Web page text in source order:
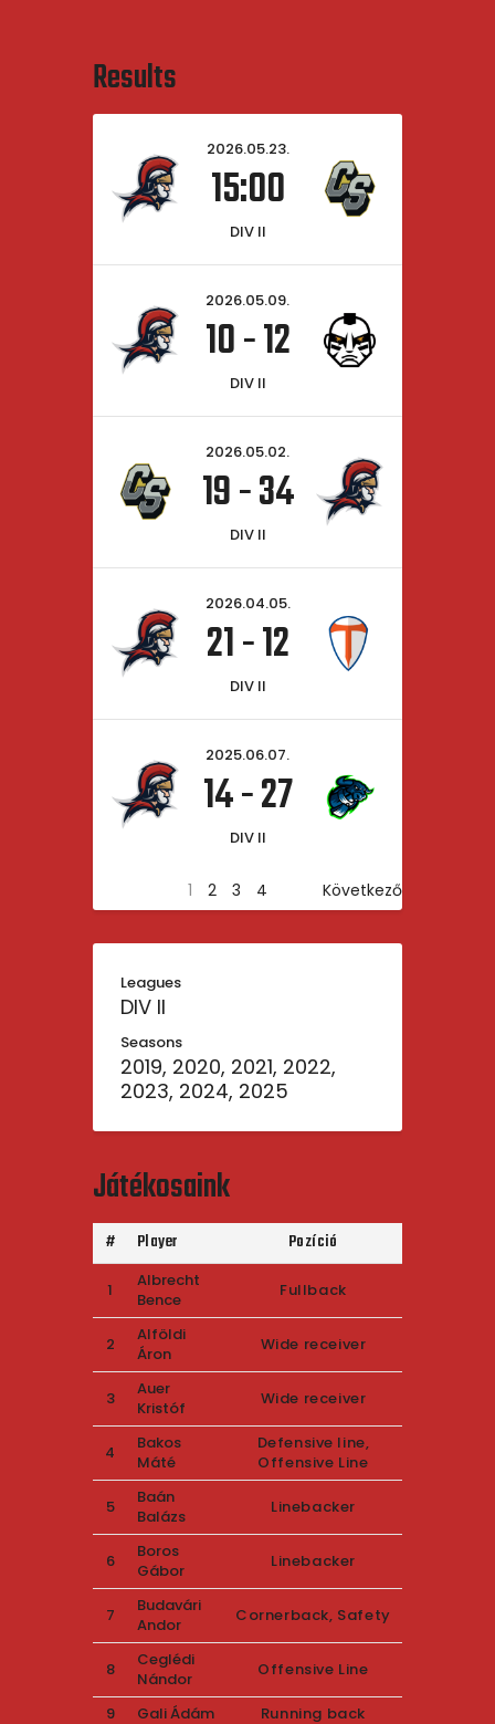
Results
2026.05.23.
15:00
DIV II
2026.05.09.
10-12
DIV II
2026.05.02.
19-34
DIV II
2026.04.05.
21-12
DIV II
2025.06.07.
14-27
DIV II
1 2 3 4 Következő
Leagues
DIV II
Seasons
2019, 2020, 2021, 2022,
2023, 2024, 2025
Játékosaink
# Player Pozíció
1
Albrecht
Bence
Fullback
2
Alföldi
Áron
Wide receiver
3
Auer
Kristóf
Wide receiver
4
Bakos
Máté
Defensive line,
Offensive Line
5
Baán
Balázs
Linebacker
6
Boros
Gábor
Linebacker
7
Budavári
Andor
Cornerback, Safety
8
Ceglédi
Nándor
Offensive Line
9 Gali Ádám Running back